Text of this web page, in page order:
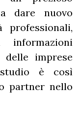
dare nuovo
imprese
è così
partner nello